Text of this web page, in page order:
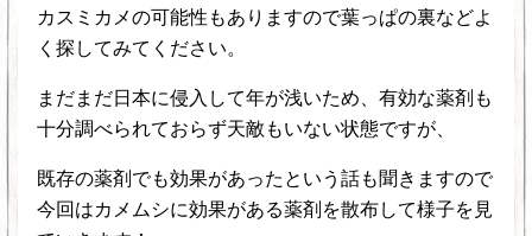
カスミカメの可能性もありますので葉っぱの裏などよ
く探してみてください。
まだまだ日本に侵入して年が浅いため、有効な薬剤も
十分調べられておらず天敵もいない状態ですが、
既存の薬剤でも効果があったという話も聞きますので
今回はカメムシに効果がある薬剤を散布して様子を見